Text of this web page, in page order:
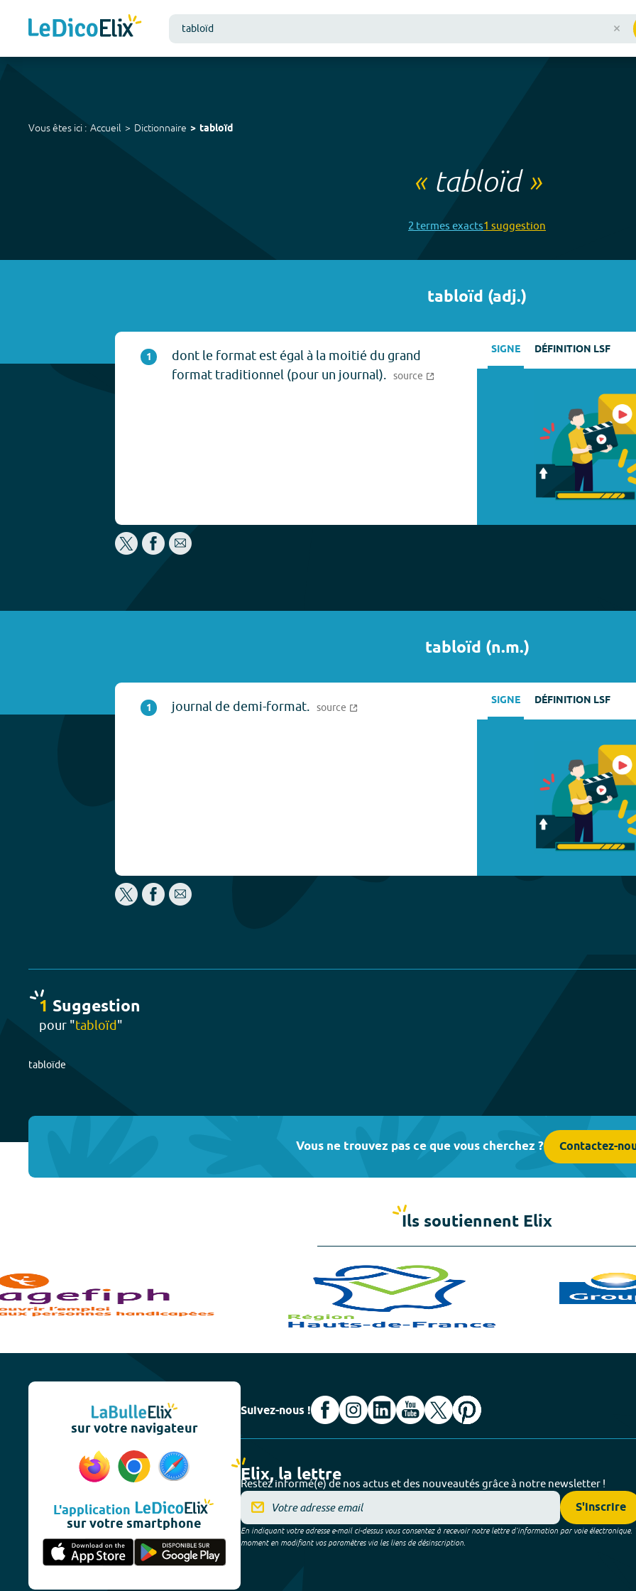
Vous êtes ici : Accueil Dictionnaire tabloïd
« tabloïd»
2 termes exacts1 suggestion
tabloïd (adj.)
1
dont le format est égal à la moitié du grand
format traditionnel (pour un journal). source
SIGNE DÉFINITION LSF
tabloïd (n.m.)
1 journal de demi-format. source SIGNE DÉFINITION LSF
1 Suggestion
pour "tabloïd"
tabloïde
Vous ne trouvez pas ce que vous cherchez ? Contactez-
Ils soutiennent Elix
sur votre navigateur
L'application
sur votre smartphone
Suivez-nous !
Elix, la lettre
Restez informé(e) de nos actus et des nouveautés grâce à notre newsletter !
S'inscrire
En indiquant votre adresse e-mail ci-dessus vous consentez à recevoir notre lettre d’information par voie électronique.
moment en modifiant vos paramètres via les liens de désinscription.